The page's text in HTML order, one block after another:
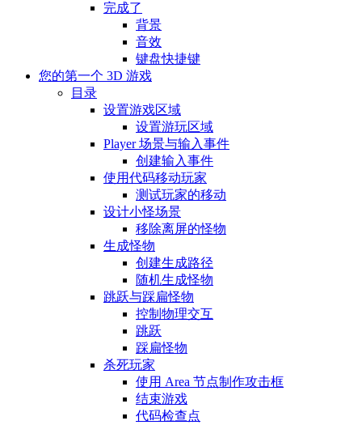
完成了
背景
音效
键盘快捷键
您的第一个 3D 游戏
目录
设置游戏区域
设置游玩区域
Player 场景与输入事件
创建输入事件
使用代码移动玩家
测试玩家的移动
设计小怪场景
移除离屏的怪物
生成怪物
创建生成路径
随机生成怪物
跳跃与踩扁怪物
控制物理交互
跳跃
踩扁怪物
杀死玩家
使用 Area 节点制作攻击框
结束游戏
代码检查点